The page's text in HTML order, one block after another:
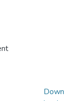
Down